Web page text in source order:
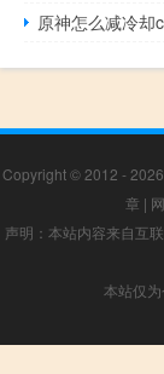
原神怎么减冷却
Copyright © 2012 - 2026
章 |
声明：本站内容来自互
本站仅